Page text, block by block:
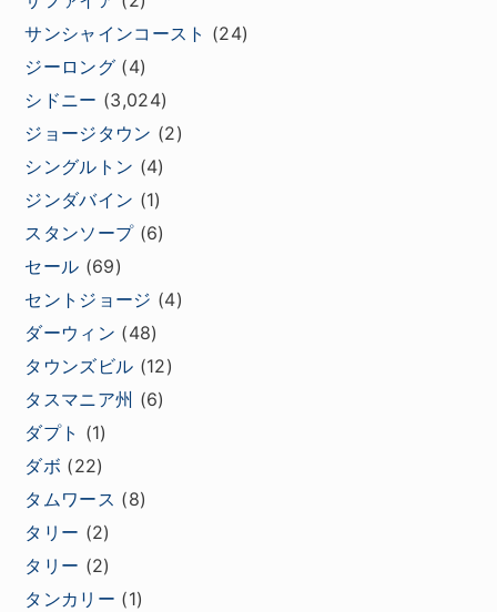
サンシャインコースト (24)
ジーロング (4)
シドニー (3,024)
ジョージタウン (2)
シングルトン (4)
ジンダバイン (1)
スタンソープ(6)
セール (69)
セントジョージ (4)
ダーウィン (48)
タウンズビル (12)
タスマニア州 (6)
ダプト (1)
ダボ (22)
タムワース (8)
タリー (2)
タリー (2)
タンカリー (1)